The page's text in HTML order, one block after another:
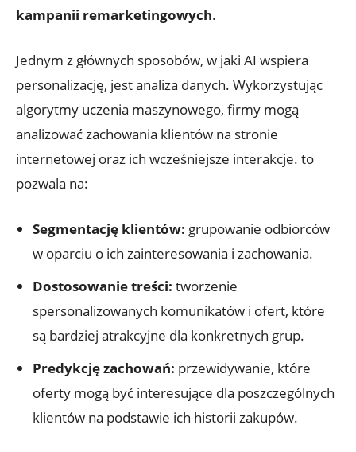
kampanii remarketingowych.
Jednym z głównych sposobów, w⁢ jaki​ AI ​wspiera
personalizację, jest ⁢analiza ​danych.‌ Wykorzystując
algorytmy ‌uczenia ‍maszynowego, firmy mogą
analizować ⁤zachowania klientów na⁣ stronie
internetowej oraz ich wcześniejsze​ interakcje. to
pozwala na:
Segmentację klientów: grupowanie odbiorców ​
w oparciu o⁣ ich zainteresowania i zachowania.
Dostosowanie treści: tworzenie
spersonalizowanych komunikatów i ofert, które
‌są bardziej atrakcyjne dla​ konkretnych‌ grup.
Predykcję zachowań: przewidywanie, które
oferty mogą być interesujące⁢ dla poszczególnych
klientów ​na podstawie ‌ich historii zakupów.